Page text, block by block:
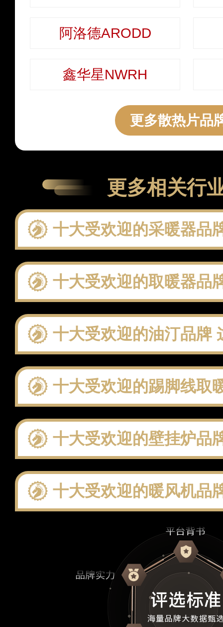
阿洛德ARODD
鑫华星NWRH
更多散热片品
更多相关行
十大受欢迎的采暖器品牌 这些
十大受欢迎的取暖器品牌 这些
十大受欢迎的油汀品牌 这
十大受欢迎的踢脚线取暖器品牌 这些
十大受欢迎的壁挂炉品牌 这些
十大受欢迎的暖风机品牌 这些